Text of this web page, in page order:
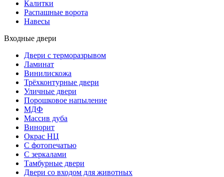
Калитки
Распашные ворота
Навесы
Входные двери
Двери с терморазрывом
Ламинат
Винилискожа
Трёхконтурные двери
Уличные двери
Порошковое напыление
МДФ
Массив дуба
Винорит
Окрас НЦ
С фотопечатью
С зеркалами
Тамбурные двери
Двери со входом для животных